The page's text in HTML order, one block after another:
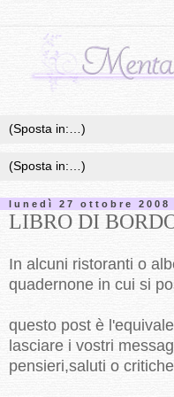
lunedì 27 ottobre 2008
LIBRO DI
In alcuni ristoranti o
quadernone in cui si
questo post è
lasciare i vostri
pensieri,saluti o